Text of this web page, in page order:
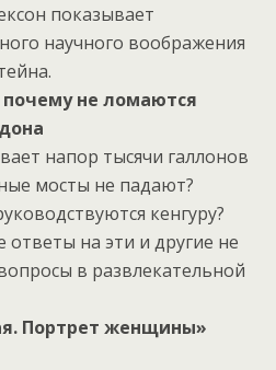
показывает
научного воображения
не ломаются
напор тысячи галлонов
мосты не падают?
кенгуру?
на эти и другие не
в развлекательной
Портрет женщины»